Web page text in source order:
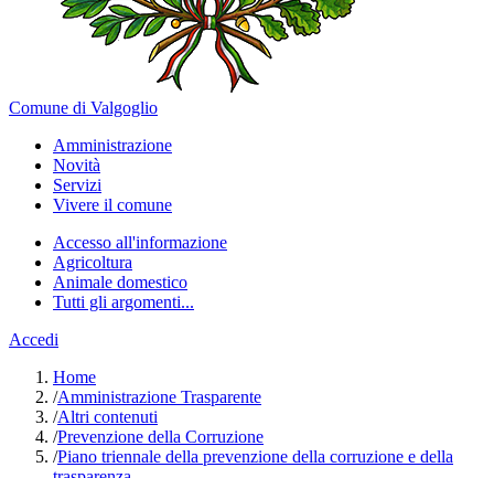
Comune di Valgoglio
Amministrazione
Novità
Servizi
Vivere il comune
Accesso all'informazione
Agricoltura
Animale domestico
Tutti gli argomenti...
Accedi
Home
/Amministrazione Trasparente
/Altri contenuti
/Prevenzione della Corruzione
/Piano triennale della prevenzione della corruzione e della